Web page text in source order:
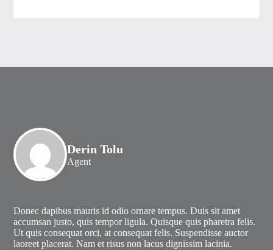
Derin Tolu
Agent
Donec dapibus mauris id odio ornare tempus. Duis sit amet
accumsan justo, quis tempor ligula. Quisque quis pharetra felis.
Ut quis consequat orci, at consequat felis. Suspendisse auctor
laoreet placerat. Nam et risus non lacus dignissim lacinia.